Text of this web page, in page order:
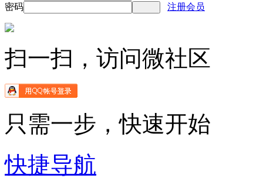
密码
注册会员
扫一扫，访问微社区
只需一步，快速开始
快捷导航